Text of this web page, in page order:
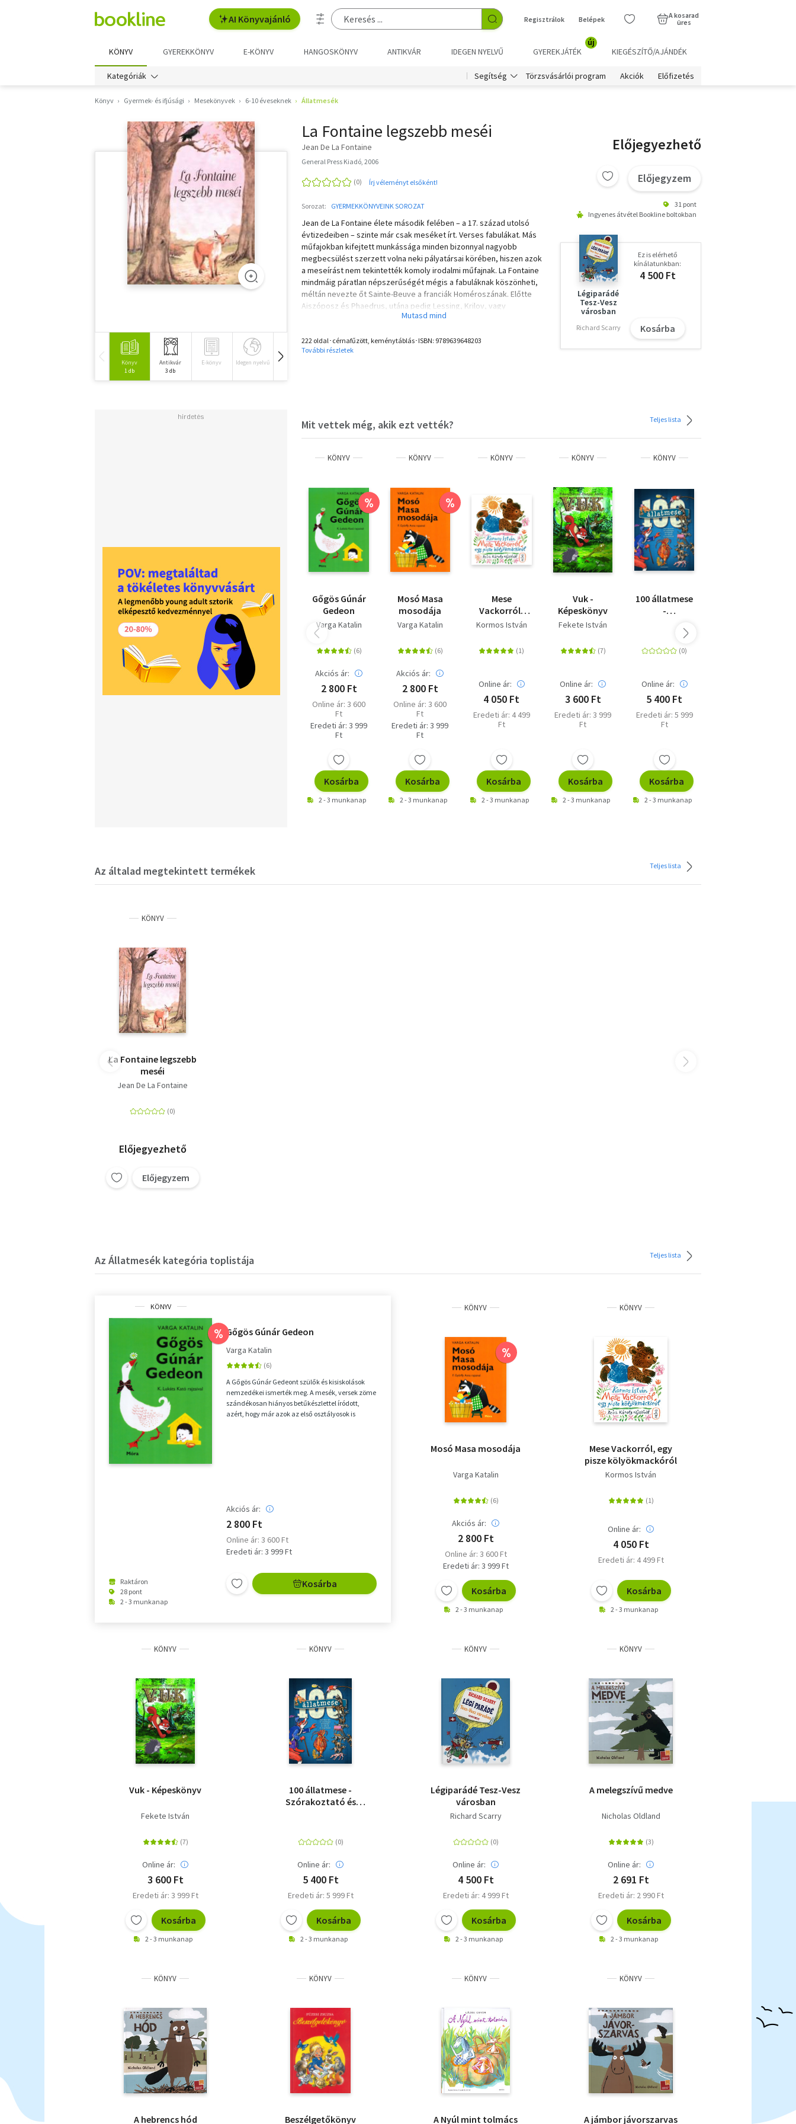
AI Könyvajánló Regisztrálok Belépek
A kosarad
üres
KÖNYV GYEREKKÖNYV E-KÖNYV HANGOSKÖNYV ANTIKVÁR IDEGEN NYELVŰ GYEREKJÁTÉK
új
KIEGÉSZÍTŐ/AJÁNDÉK
Kategóriák Segítség Törzsvásárlói program Akciók Előfizetés
Könyv Gyermek- és ifjúsági Mesekönyvek 6-10 éveseknek Állatmesék
Könyv
1 db
Antikvár
3 db
E-könyv Idegen nyelvű Hangoskönyv
La Fontaine legszebb meséi
Jean De La Fontaine
General Press Kiadó, 2006
Írj véleményt elsőként!
Sorozat: GYERMEKKÖNYVEINK SOROZAT
Jean de La Fontaine élete második felében – a 17. század utolsó
évtizedeiben – szinte már csak meséket írt. Verses fabulákat. Más
műfajokban kifejtett munkássága minden bizonnyal nagyobb
megbecsülést szerzett volna neki pályatársai körében, hiszen azok
a meseírást nem tekintették komoly irodalmi műfajnak. La Fontaine
mindmáig páratlan népszerűségét mégis a fabuláknak köszönheti,
méltán nevezte őt Sainte-Beuve a franciák Homéroszának. Előtte
Aiszóposz és Phaedrus, utána pedig Lessing, Krilov, vagy
éppenséggel a mi Fáy Andrásunk – mondjuk ki nyíltan: didaktikus –
különböznek La Fontaine fabuláitól, lévén csupán frappáns,
tanulságos történetek, esetenként akár versbe is szedve. La
222 oldal･cérnafűzött, keménytáblás･ISBN: 9789639648203
További részletek
Előjegyezhető
Előjegyzem
31 pont
Ingyenes átvétel Bookline boltokban
Légiparádé
Tesz-Vesz
városban
Richard Scarry
Ez is elérhető
kínálatunkban:
4 500 Ft
Kosárba
Mit vettek még, akik ezt vették? Teljes lista
KÖNYV
%
Gőgös Gúnár
Gedeon
Varga Katalin
Akciós ár:
2 800 Ft
Online ár: 3 600
Ft
Eredeti ár: 3 999
Ft
Kosárba
2 - 3 munkanap
KÖNYV
%
Mosó Masa
mosodája
Varga Katalin
Akciós ár:
2 800 Ft
Online ár: 3 600
Ft
Eredeti ár: 3 999
Ft
Kosárba
2 - 3 munkanap
KÖNYV
Mese
Vackorról,
egy pisze
Kormos István
Online ár:
4 050 Ft
Eredeti ár: 4 499
Ft
Kosárba
2 - 3 munkanap
KÖNYV
Vuk -
Képeskönyv
Fekete István
Online ár:
3 600 Ft
Eredeti ár: 3 999
Ft
Kosárba
2 - 3 munkanap
KÖNYV
100 állatmese
-
és tanulságos
történetek
kicsiknek és
Online ár:
5 400 Ft
Eredeti ár: 5 999
Ft
Kosárba
2 - 3 munkanap
Az általad megtekintett termékek Teljes lista
KÖNYV
La Fontaine legszebb
meséi
Jean De La Fontaine
Előjegyezhető
Előjegyzem
Az Állatmesék kategória toplistája Teljes lista
KÖNYV
%
Raktáron
28 pont
2 - 3 munkanap
Gőgös Gúnár Gedeon
Varga Katalin
A Gőgös Gúnár Gedeont szülők és kisiskolások
nemzedékei ismerték meg. A mesék, versek zöme
szándékosan hiányos betűkészlettel íródott,
azért, hogy már azok az első osztályosok is
Akciós ár:
2 800 Ft
Online ár: 3 600 Ft
Eredeti ár: 3 999 Ft
Kosárba
KÖNYV
%
Mosó Masa mosodája
Varga Katalin
Akciós ár:
2 800 Ft
Online ár: 3 600 Ft
Eredeti ár: 3 999 Ft
Kosárba
2 - 3 munkanap
KÖNYV
Mese Vackorról, egy
pisze kölyökmackóról
Kormos István
Online ár:
4 050 Ft
Eredeti ár: 4 499 Ft
Kosárba
2 - 3 munkanap
KÖNYV
Vuk - Képeskönyv
Fekete István
Online ár:
3 600 Ft
Eredeti ár: 3 999 Ft
Kosárba
2 - 3 munkanap
KÖNYV
100 állatmese -
Szórakoztató és
nagyoknak
Online ár:
5 400 Ft
Eredeti ár: 5 999 Ft
Kosárba
2 - 3 munkanap
KÖNYV
Légiparádé Tesz-Vesz
városban
Richard Scarry
Online ár:
4 500 Ft
Eredeti ár: 4 999 Ft
Kosárba
2 - 3 munkanap
KÖNYV
A melegszívű medve
Nicholas Oldland
Online ár:
2 691 Ft
Eredeti ár: 2 990 Ft
Kosárba
2 - 3 munkanap
KÖNYV
A hebrencs hód
KÖNYV
Beszélgetőkönyv
KÖNYV
A Nyúl mint tolmács
KÖNYV
A jámbor jávorszarvas